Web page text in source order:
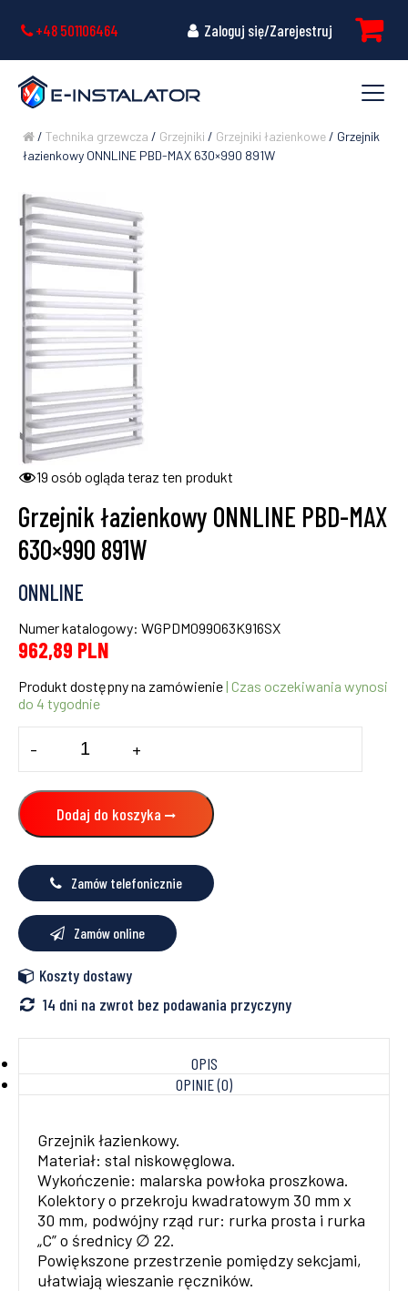
+48 501106464 Zaloguj się/Zarejestruj
/ Technika grzewcza / Grzejniki / Grzejniki łazienkowe/ Grzejnik
łazienkowy ONNLINE PBD-MAX 630×990 891W
19 osób ogląda teraz ten produkt
Grzejnik łazienkowy ONNLINE PBD-MAX
630×990 891W
ONNLINE
Numer katalogowy: WGPDM099063K916SX
962,89 PLN
Produkt dostępny na zamówienie| Czas oczekiwania wynosi
do 4 tygodnie
Grzejnik
łazienkowy
ONNLINE
PBD-
MAX
630x990
- +
Dodaj do koszyka
Zamów telefonicznie
Zamów online
Koszty dostawy
14 dni na zwrot bez podawania przyczyny
OPIS
OPINIE (0)
Grzejnik łazienkowy.
Materiał: stal niskowęglowa.
Wykończenie: malarska powłoka proszkowa.
Kolektory o przekroju kwadratowym 30 mm x
30 mm, podwójny rząd rur: rurka prosta i rurka
„C” o średnicy ∅ 22.
Powiększone przestrzenie pomiędzy sekcjami,
ułatwiają wieszanie ręczników.